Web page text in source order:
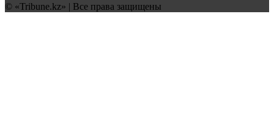
© «Tribune.kz» | Все права защищены